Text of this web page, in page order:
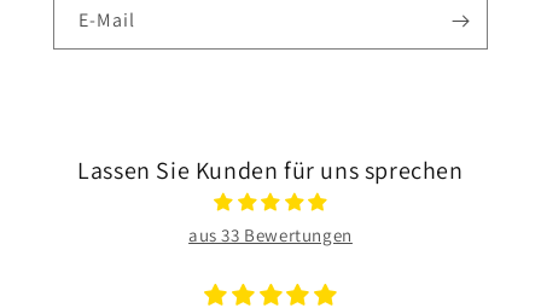
E-Mail
Lassen Sie Kunden für uns sprechen
aus 33 Bewertungen